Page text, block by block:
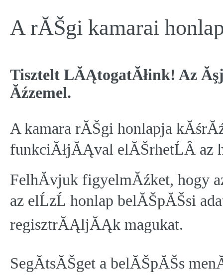
A rĂŠgi kamarai
Tisztelt LĂĄtogatĂłink! Az
Ăźzemel.
A kamara rĂŠgi honlapja
funkciĂłjĂĄval elĂŠrhetĹÂ az
FelhĂ­vjuk figyelmĂźket, hogy
az elĹzĹ honlap belĂŠpĂŠsi
regisztrĂĄljĂĄk magukat.
SegĂ­tsĂŠget a belĂŠpĂŠs